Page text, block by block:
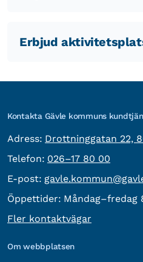
Erbjud
Kontakta Gävle kommuns
Adress: besöksadress:
Drottninggatan 22,
Telefon: Telefon:
026–17 80 00
E-post: E-post:
Öppettider: Måndag–fredag
Fler kontaktvägar
Om webbplatsen